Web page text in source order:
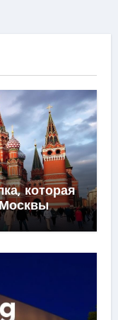
которая